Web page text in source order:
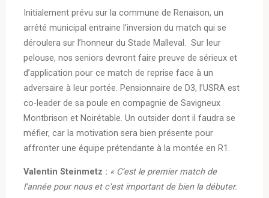
Initialement prévu sur la commune de Renaison, un
arrêté municipal entraine l’inversion du match qui se
déroulera sur l’honneur du Stade Malleval. Sur leur
pelouse, nos seniors devront faire preuve de sérieux et
d’application pour ce match de reprise face à un
adversaire à leur portée. Pensionnaire de D3, l’USRA est
co-leader de sa poule en compagnie de Savigneux
Montbrison et Noirétable. Un outsider dont il faudra se
méfier, car la motivation sera bien présente pour
affronter une équipe prétendante à la montée en R1.
Valentin Steinmetz : « C’est le premier match de
l’année pour nous et c’est important de bien la débuter.